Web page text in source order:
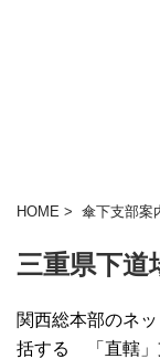
HOME > 傘下支部案
三重県下道
関西総本部のネ
括する 「直轄」